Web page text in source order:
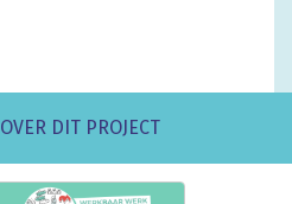
OVER DIT PROJECT